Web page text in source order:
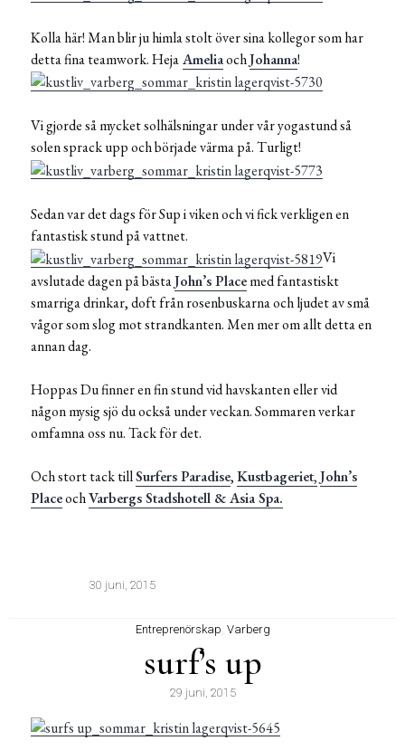
Kolla här! Man blir ju himla stolt över sina kollegor som har
detta fina teamwork. HejaAmeliaochJohanna!
Vi gjorde så mycket solhälsningar under vår yogastund så
solen sprack upp och började värma på. Turligt!
Sedan var det dags för Sup i viken och vi fick verkligen en
fantastisk stund på vattnet.
Vi
avslutade dagen på bästaJohn’s Placemed fantastiskt
smarriga drinkar, doft från rosenbuskarna och ljudet av små
vågor som slog mot strandkanten. Men mer om allt detta en
annan dag.
Hoppas Du finner en fin stund vid havskanten eller vid
någon mysig sjö du också under veckan. Sommaren verkar
omfamna oss nu. Tack för det.
Och stort tack tillSurfers Paradise,Kustbageriet,John’s
PlaceochVarbergs Stadshotell & Asia Spa.
30 juni, 2015
Entreprenörskap Varberg
surf’s up
29 juni, 2015